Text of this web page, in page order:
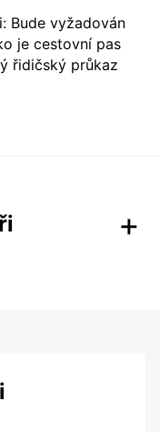
Bude vyžadován
je cestovní pas
řidičský průkaz